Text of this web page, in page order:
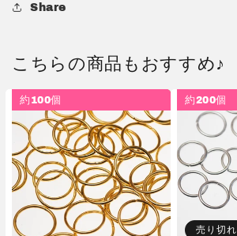
JPC0229-
数
量
を
減
ら
す
数
量
増
や
す
Share
こちらの商品もおすすめ♪
約100個 約200個
売り切れ